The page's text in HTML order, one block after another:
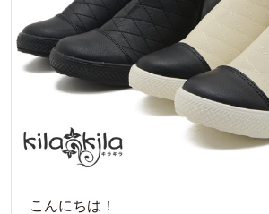
こんにちは！